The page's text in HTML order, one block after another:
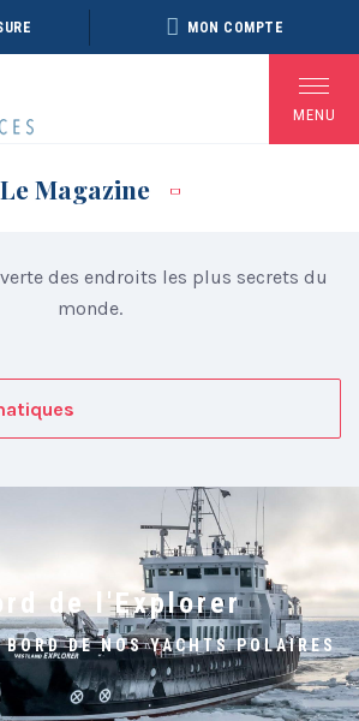
cookies
2027 – NOUVELLE
MON COMPTE
MENU
Le Magazine
thématiques
des endroits les plus secrets du
monde.
de l'Explorer
DE NOS YACHTS POLAIRES